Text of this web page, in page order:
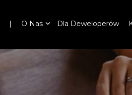
O Nas Dla Deweloperów